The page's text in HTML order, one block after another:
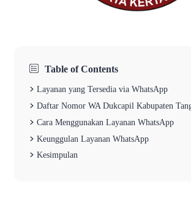
Table of Contents
Layanan yang Tersedia via WhatsApp
Daftar Nomor WA Dukcapil Kabupaten
Cara Menggunakan Layanan WhatsApp
Keunggulan Layanan WhatsApp
Kesimpulan